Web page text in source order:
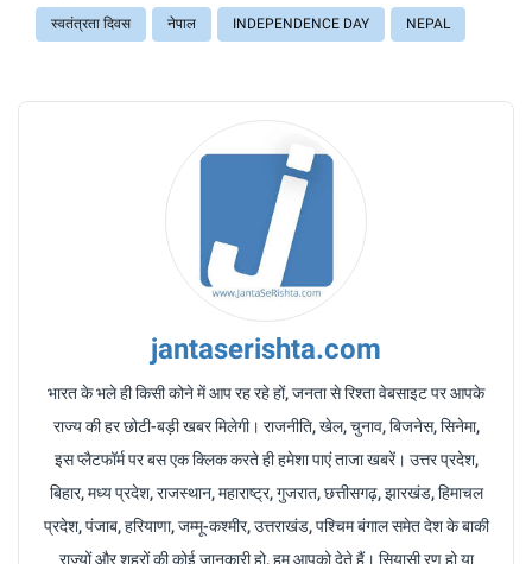
स्वतंत्रता दिवस नेपाल INDEPENDENCE DAY NEPAL
jantaserishta.com
भारत के भले ही किसी कोने में आप रह रहे हों, जनता से रिश्ता वेबसाइट पर आपके
राज्य की हर छोटी-बड़ी खबर मिलेगी। राजनीति, खेल, चुनाव, बिजनेस, सिनेमा,
इस प्लैटफॉर्म पर बस एक क्लिक करते ही हमेशा पाएं ताजा खबरें। उत्तर प्रदेश,
बिहार, मध्य प्रदेश, राजस्थान, महाराष्ट्र, गुजरात, छत्तीसगढ़, झारखंड, हिमाचल
प्रदेश, पंजाब, हरियाणा, जम्मू-कश्मीर, उत्तराखंड, पश्चिम बंगाल समेत देश के बाकी
राज्यों और शहरों की कोई जानकारी हो, हम आपको देते हैं। सियासी रण हो या